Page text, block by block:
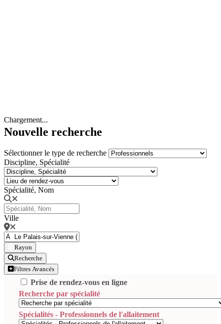
Chargement...
Nouvelle recherche
Sélectionner le type de recherche
Discipline, Spécialité
Spécialité, Nom
Ville
Rayon
Recherche
Filtres Avancés
Prise de rendez-vous en ligne
Recherche par spécialité
Spécialités - Professionnels de l'allaitement